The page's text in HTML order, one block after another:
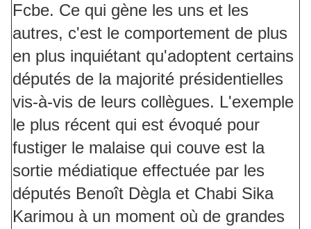
Fcbe. Ce qui gène les uns et les
autres, c'est le comportement de plus
en plus inquiétant qu'adoptent certains
députés de la majorité présidentielles
vis-à-vis de leurs collègues. L'exemple
le plus récent qui est évoqué pour
fustiger le malaise qui couve est la
sortie médiatique effectuée par les
députés Benoît Dègla et Chabi Sika
Karimou à un moment où de grandes